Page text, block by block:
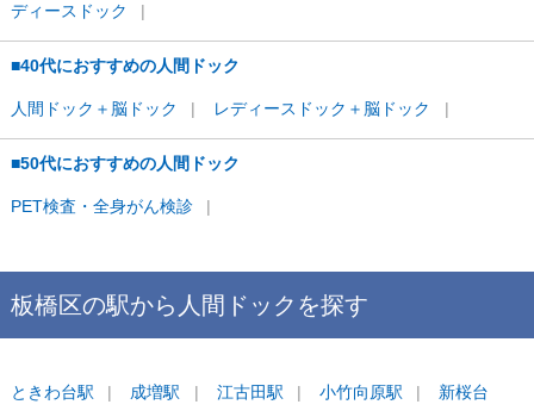
ディースドック
■40代におすすめの人間ドック
人間ドック＋脳ドック レディースドック＋脳ドック
■50代におすすめの人間ドック
PET検査・全身がん検診
板橋区の駅から 人間ドックを探す
ときわ台駅 成増駅 江古田駅 小竹向原駅
新桜台